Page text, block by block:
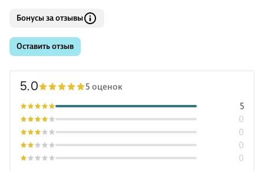
Бонусы за отзывы
Оставить отзыв
5.0 5 оценок
0
0
0
0
5